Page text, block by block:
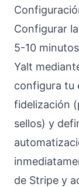
Configurar
5-10
Yalt
configura tu
fidelización
sellos) y
de Stripe y